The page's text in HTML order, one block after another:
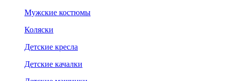
Мужские костюмы
Коляски
Детские кресла
Детские качалки